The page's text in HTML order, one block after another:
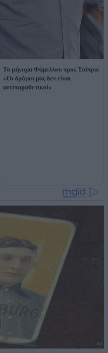
Το μήνυμα Φάμελλου προς Τσίπρα:
«Οι δρόμοι μας δεν είναι
αντιπαραθετικοί»